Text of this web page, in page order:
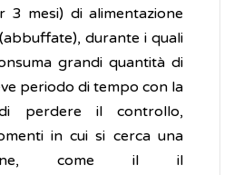
3 mesi) di alimentazione
durante i quali
grandi quantità di
periodo di tempo con la
di perdere il controllo,
in cui si cerca una
come il il